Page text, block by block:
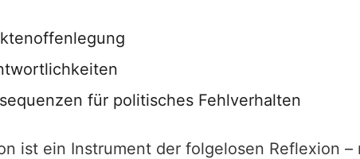
für politisches Fehlverhalten
ist ein Instrument der folgelosen Reflexion